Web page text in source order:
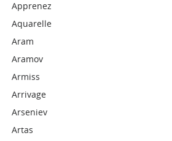
Apprenez
Aquarelle
Aram
Aramov
Armiss
Arrivage
Arseniev
Artas